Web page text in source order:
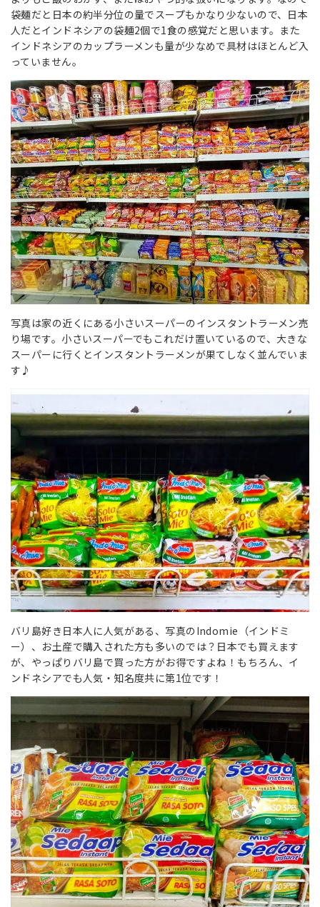
袋麺だと日本の約半分位の量でスープもかなり少ないので、日本
人だとインドネシアの袋麺2個で1食の感覚だと思います。また
インドネシアのカップラーメンも量が少なめで具材はほとんど入
っていません。
写真は家の近くにある小さいスーパーのインスタントラーメン売
り場です。小さいスーパーでもこれだけ置いているので、大きな
スーパーに行くとインスタントラーメンが果てしなく並んでいま
す♪
バリ島好き日本人に人気がある、写真のIndomie（インドミ
ー）、お土産で購入された方も多いのでは？日本でも買えます
が、やっぱりバリ島で買った方がお得ですよね！もちろん、イ
ンドネシアでも人気・知名度共に第1位です！